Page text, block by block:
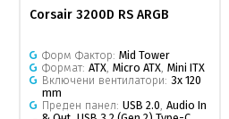
Corsair 3200D RS ARGB
Форм Фактор: Mid Tower
Формат: ATX, Micro ATX, Mini ITX
Включени вентилатори: 3x 120
mm
Преден панел: USB 2.0, Audio In